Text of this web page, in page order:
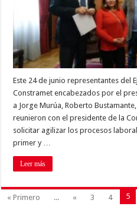
Este 24 de junio representantes del
Constramet encabezados por el
a Jorge Murúa, Roberto
reunieron con el presidente de la
solicitar agilizar los procesos
primer y …
Leer más
« Primero ... « 3 4 5